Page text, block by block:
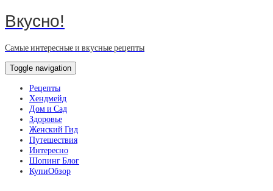
Вкусно!
Самые интересные и вкусные рецепты
Toggle navigation
Рецепты
Хендмейд
Дом и Сад
Здоровье
Женский Гид
Путешествия
Интересно
Шопинг Блог
КупиОбзор